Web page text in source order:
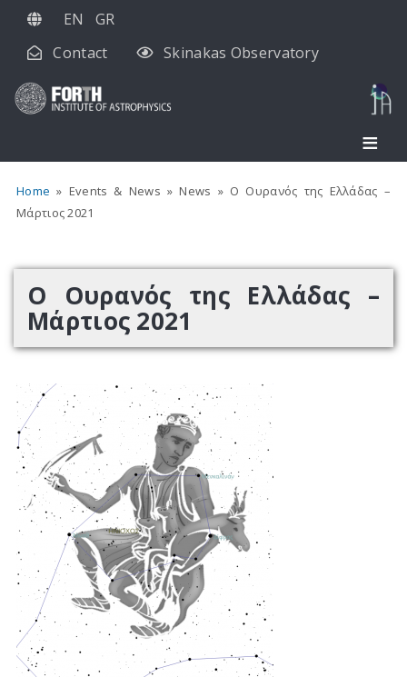
Skip
main
EN
GR
Contact
Skinakas Observatory
Home Events & News News
Ο Ουρανός της Ελλάδας –
Μάρτιος 2021
Ο Ουρανός της Ελλάδας –
Μάρτιος 2021